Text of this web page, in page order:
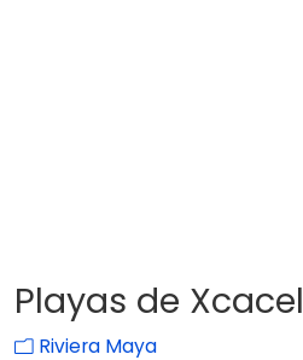
Playas de Xcacel
Riviera Maya